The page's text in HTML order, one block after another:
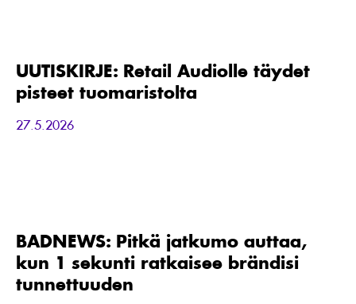
täydet
pisteet
tuomaristolta
UUTISKIRJE: Retail Audiolle täydet
pisteet tuomaristolta
27.5.2026
auttaa,
kun
1
sekunti
ratkaisee
BADNEWS: Pitkä jatkumo auttaa,
kun 1 sekunti ratkaisee brändisi
tunnettuuden